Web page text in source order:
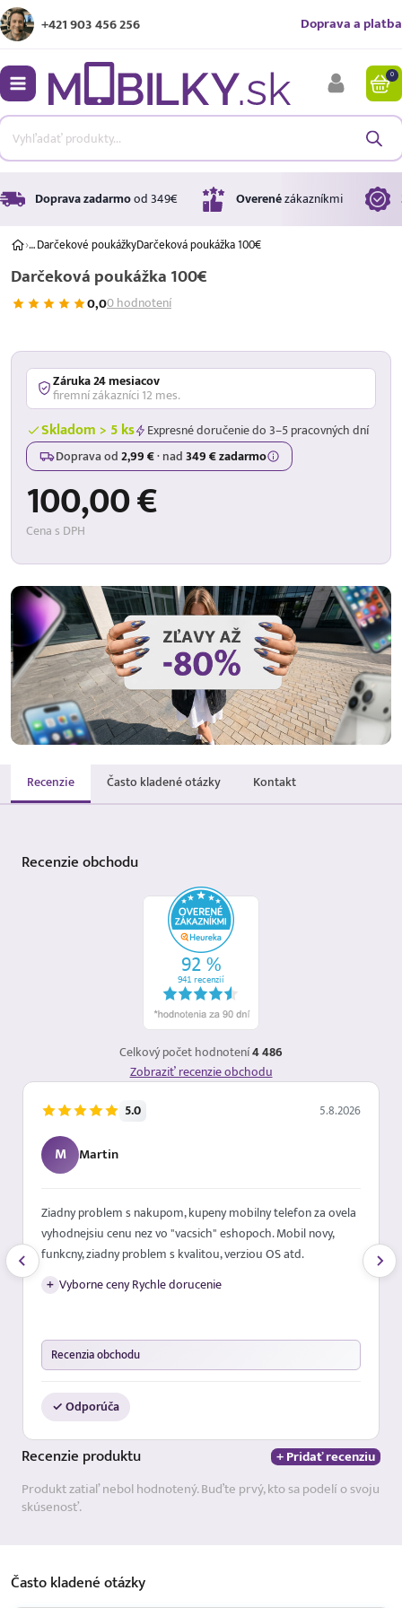
+421 903 456 256 Doprava a platba
0
Doprava zadarmood 349€ Overenézákazníkmi
›…Darčekové poukážkyDarčeková poukážka 100€
Darčeková poukážka 100€
0,00 hodnotení
17,99 %
p.a.
Záruka 24 mesiacov
firemní zákazníci 12 mes.
Skladom > 5 ks
Expresné doručenie do 3–5 pracovných dní
Doprava od2,99 €·nad349 € zadarmo
100,00 €
Cena s DPH
Recenzie Často kladené otázky Kontakt
Recenzieobchodu
Celkový počet hodnotení4 486
Zobraziť recenzie obchodu
5.0 5.8.2026
M Martin
Ziadny problem s nakupom, kupeny mobilny telefon za ovela
vyhodnejsiu cenu nez vo "vacsich" eshopoch. Mobil novy,
funkcny, ziadny problem s kvalitou, verziou OS atd.
+ Vyborne ceny Rychle dorucenie
Recenzia obchodu
✓ Odporúča
Recenzie produktu
+ Pridať recenziu
Produkt zatiaľ nebol hodnotený. Buďte prvý, kto sa podelí o svoju
skúsenosť.
Často kladenéotázky